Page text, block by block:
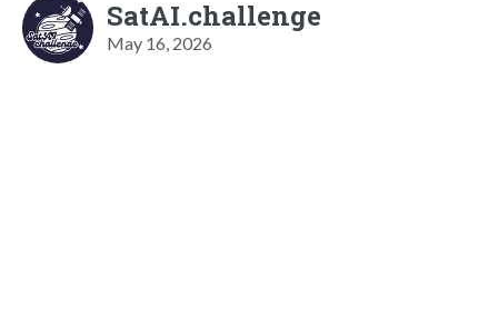
SatAI.challenge
May 16, 2026